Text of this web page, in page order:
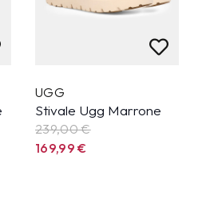
UGG
Stivale Ugg Marrone
239,00 €
169,99€